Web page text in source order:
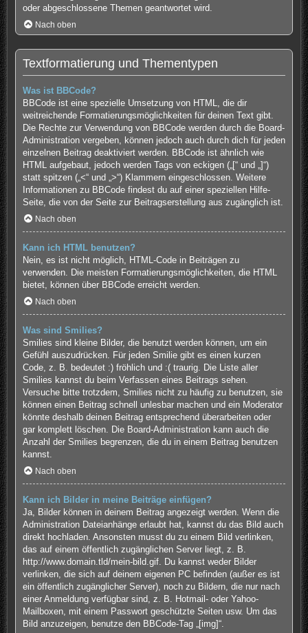
oder abgeschlossene Themen geantwortet wird.
Nach oben
Textformatierung und Thementypen
Was ist BBCode?
BBCode ist eine spezielle Umsetzung von HTML, die dir
weitreichende Formatierungsmöglichkeiten für deinen Text gibt.
Die Rechte zur Verwendung von BBCode werden durch die Board-
Administration vergeben, können jedoch auch durch dich für jeden
einzelnen Beitrag deaktiviert werden. BBCode ist ähnlich wie
HTML aufgebaut, jedoch werden Tags von eckigen („[“ und „]“)
statt spitzen („<“ und „>“) Klammern eingeschlossen. Weitere
Informationen zu BBCode findest du auf einer speziellen Hilfe-
Seite, die von der Seite zur Beitragserstellung aus zugänglich ist.
Nach oben
Kann ich HTML benutzen?
Nein, es ist nicht möglich, HTML-Code in Beiträgen zu
verwenden. Die meisten Formatierungsmöglichkeiten, die HTML
bietet, können über BBCode erreicht werden.
Nach oben
Was sind Smilies?
Smilies sind kleine Bilder, die benutzt werden können, um ein
Gefühl auszudrücken. Für jeden Smilie gibt es einen kurzen
Code, z. B. bedeutet :) fröhlich und :( traurig. Die Liste aller
Smilies kannst du beim Verfassen eines Beitrags sehen.
Versuche bitte trotzdem, Smilies nicht zu häufig zu benutzen, sie
können einen Beitrag schnell unlesbar machen und ein Moderator
könnte deshalb deinen Beitrag entsprechend überarbeiten oder
gar komplett löschen. Die Board-Administration kann auch die
Anzahl der Smilies begrenzen, die du in einem Beitrag benutzen
kannst.
Nach oben
Kann ich Bilder in meine Beiträge einfügen?
Ja, Bilder können in deinem Beitrag angezeigt werden. Wenn die
Administration Dateianhänge erlaubt hat, kannst du das Bild auch
direkt hochladen. Ansonsten musst du zu einem Bild verlinken,
das auf einem öffentlich zugänglichen Server liegt, z. B.
http://www.domain.tld/mein-bild.gif. Du kannst weder Bilder
verlinken, die sich auf deinem eigenen PC befinden (außer es ist
ein öffentlich zugänglicher Server), noch zu Bildern, die nur nach
einer Anmeldung verfügbar sind, z. B. Hotmail- oder Yahoo-
Mailboxen, mit einem Passwort geschützte Seiten usw. Um das
Bild anzuzeigen, benutze den BBCode-Tag „[img]“.